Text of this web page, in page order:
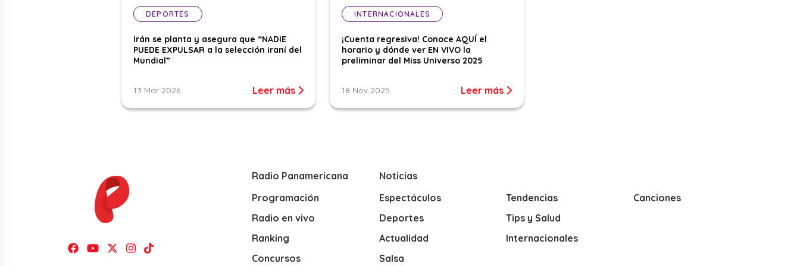
DEPORTES
Irán se planta y asegura que “NADIE
PUEDE EXPULSAR a la selección iraní del
Mundial”
13 Mar 2026 Leer más
INTERNACIONALES
¡Cuenta regresiva! Conoce AQUÍ el
horario y dónde ver EN VIVO la
preliminar del Miss Universo 2025
18 Nov 2025 Leer más
Radio Panamericana
Programación
Radio en vivo
Ranking
Concursos
Noticias
Espectáculos
Deportes
Actualidad
Salsa
Tendencias
Tips y Salud
Internacionales
Canciones